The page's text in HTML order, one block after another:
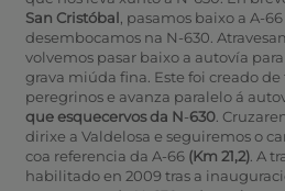
San Cristóbal , pasamos baixo a A-
desembocamos na N-630.
volvemos pasar baixo a autovía
grava miúda fina. Este foi creado
peregrinos e avanza paralelo á
que esquecervos da N-630.
dirixe a Valdelosa e seguiremos o
coa referencia da A-66 (Km 21,2). A
habilitado en 2009 tras a